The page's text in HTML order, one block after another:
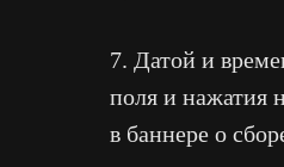
7. Датой и
поля и нажатия
в баннере о
ПРОИЗВОДСТВО